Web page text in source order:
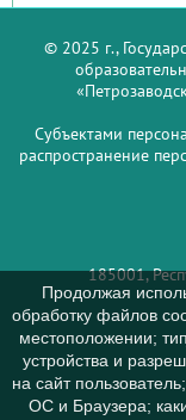
© 2025 г.,
Субъектами
распространение
185001,
Продолжая
обработку файлов
местоположении;
устройства и
на сайт
ОС и Браузера;